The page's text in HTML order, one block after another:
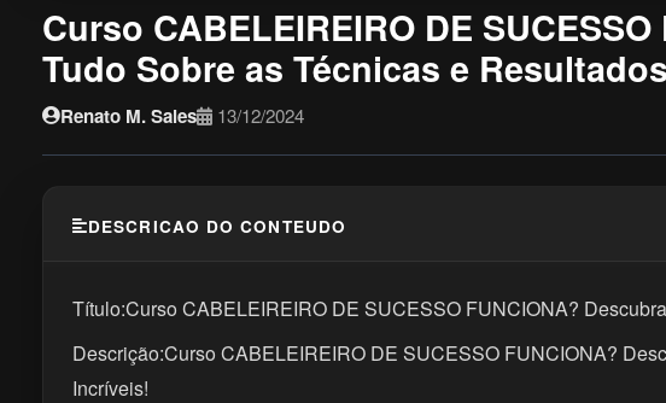
Curso CABELEIREIRO DE
Tudo Sobre as Técnicas e
Renato M. Sales 13/12/2024
DESCRICAO DO CONTEUDO
Título:Curso CABELEIREIRO DE SUCESSO FUNCIONA?
Descrição:Curso CABELEIREIRO DE SUCESSO FUNCIONA?
Incríveis!